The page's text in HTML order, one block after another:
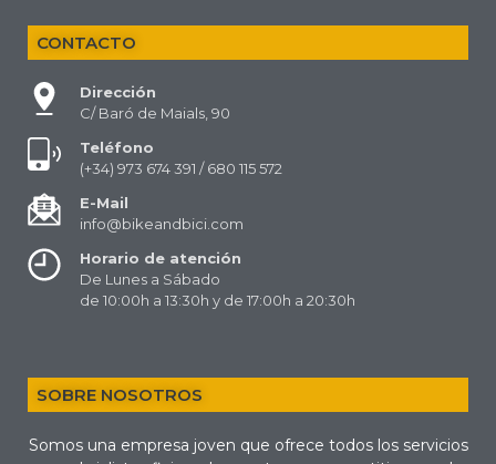
CONTACTO
Dirección
C/ Baró de Maials, 90
Teléfono
(+34) 973 674 391 / 680 115 572
E-Mail
info@bikeandbici.com
Horario de atención
De Lunes a Sábado
de 10:00h a 13:30h y de 17:00h a 20:30h
SOBRE NOSOTROS
Somos una empresa joven que ofrece todos los servicios